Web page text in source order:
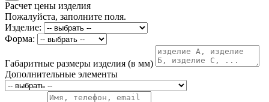
Расчет цены изделия
Пожалуйста, заполните поля.
Изделие:
Форма:
Габаритные размеры изделия (в мм)
Дополнительные элементы